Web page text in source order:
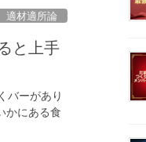
適材適所論
と上手
バーがあり
かにある食